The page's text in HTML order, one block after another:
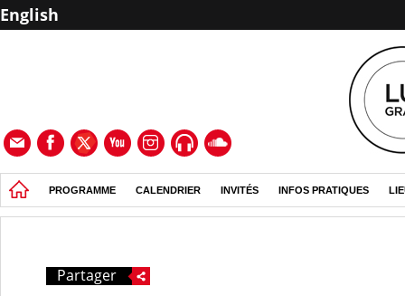
English
PROGRAMME CALENDRIER INVITÉS INFOS PRATIQUES
Partager